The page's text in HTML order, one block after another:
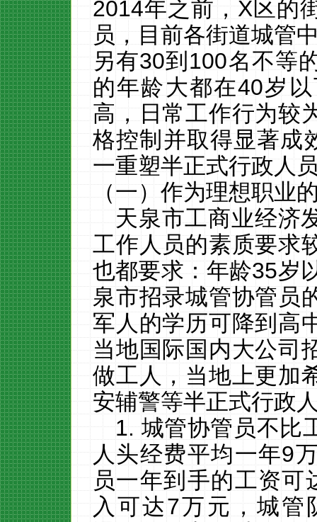
2014年之前，X区的
员，目前各街道城管
另有30到100名不等
的年龄大都在40岁
高，日常工作行为较
格控制并取得显著成
一重塑半正式行政人
（一）作为理想职业
天泉市工商业经济
工作人员的素质要求
也都要求：年龄35岁
泉市招录城管协管员
军人的学历可降到高
当地国际国内大公司
做工人，当地上更加
安辅警等半正式行政
1.城管协管员不比
人头经费平均一年9
员一年到手的工资可
入可达7万元，城管